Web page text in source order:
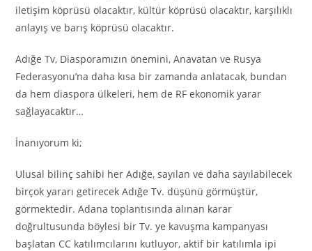
iletişim köprüsü olacaktır, kültür köprüsü olacaktır, karşılıklı
anlayış ve barış köprüsü olacaktır.
Adığe Tv, Diasporamızın önemini, Anavatan ve Rusya
Federasyonu’na daha kısa bir zamanda anlatacak, bundan
da hem diaspora ülkeleri, hem de RF ekonomik yarar
sağlayacaktır…
İnanıyorum ki;
Ulusal bilinç sahibi her Adığe, sayılan ve daha sayılabilecek
birçok yararı getirecek Adığe Tv. düşünü görmüştür,
görmektedir. Adana toplantısında alınan karar
doğrultusunda böylesi bir Tv. ye kavuşma kampanyası
başlatan CC katılımcılarını kutluyor, aktif bir katılımla ipi